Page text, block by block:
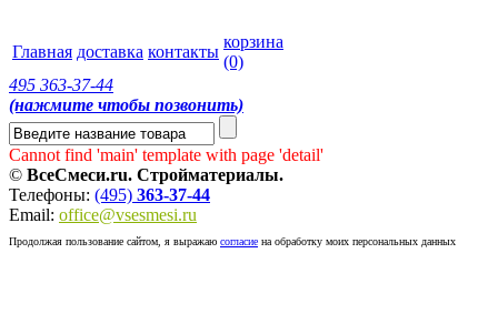
Главная доставка контакты
корзина
(0)
495 363-37-44
(нажмите чтобы позвонить)
Cannot find 'main' template with page 'detail'
© ВсеСмеси.ru. Стройматериалы.
Телефоны: (495) 363-37-44
Email: office@vsesmesi.ru
Продолжая пользование сайтом, я выражаю согласие на обработку моих персональных данных